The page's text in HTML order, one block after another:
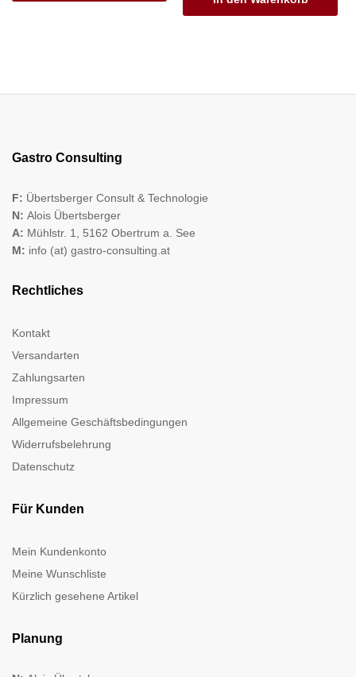
Gastro Consulting
F: Übertsberger Consult & Technologie
N: Alois Übertsberger
A: Mühlstr. 1, 5162 Obertrum a. See
M: info (at) gastro-consulting.at
Rechtliches
Kontakt
Versandarten
Zahlungsarten
Impressum
Allgemeine Geschäftsbedingungen
Widerrufsbelehrung
Datenschutz
Für Kunden
Mein Kundenkonto
Meine Wunschliste
Kürzlich gesehene Artikel
Planung